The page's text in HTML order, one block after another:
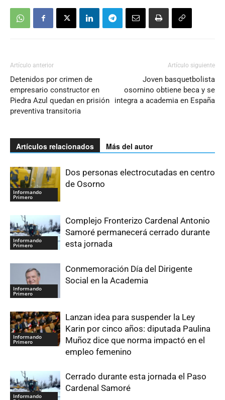
Artículo anterior
Detenidos por crimen de
empresario constructor en
Piedra Azul quedan en prisión
preventiva transitoria
Artículo siguiente
Joven basquetbolista
osornino obtiene beca y se
integra a academia en España
Artículos relacionados Más del autor
Informando
Primero
Dos personas electrocutadas en centro
de Osorno
Informando
Primero
Complejo Fronterizo Cardenal Antonio
Samoré permanecerá cerrado durante
esta jornada
Informando
Primero
Conmemoración Día del Dirigente
Social en la Academia
Informando
Primero
Lanzan idea para suspender la Ley
Karin por cinco años: diputada Paulina
Muñoz dice que norma impactó en el
empleo femenino
Informando
Cerrado durante esta jornada el Paso
Cardenal Samoré